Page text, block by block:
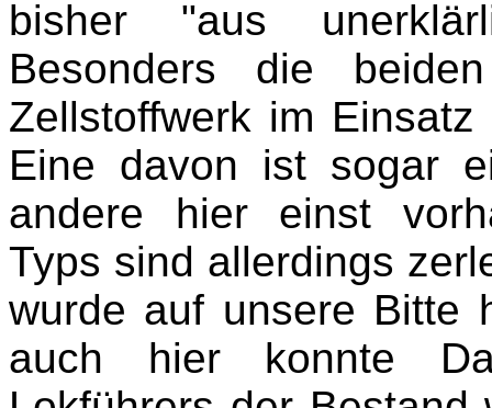
bisher "aus
Besonders die
Zellstoffwerk im
Eine davon ist sogar
andere hier einst
Typs sind allerdings
wurde auf unsere Bitte
auch hier konnte